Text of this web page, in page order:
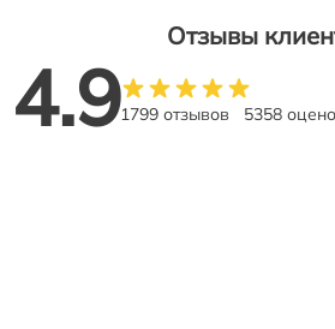
Отзывы
4.91799 отзывов 5358